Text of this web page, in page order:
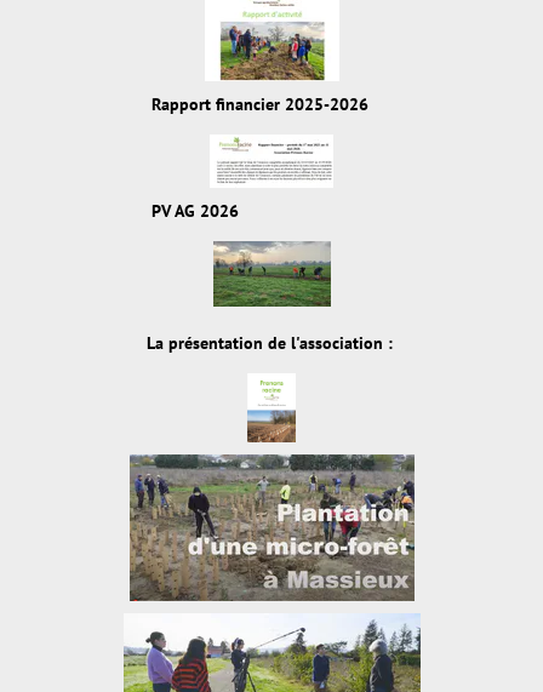
Rapport financier 2025-2026
PV AG 2026
La présentation de l'association :